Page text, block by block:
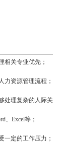
相关专业优先；
力资源管理流程；
处理复杂的人际关系
、Excel等；
一定的工作压力；